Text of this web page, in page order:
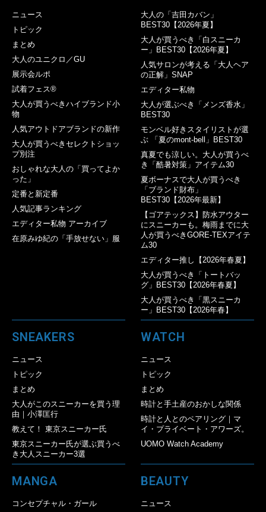
ニュース
トピック
まとめ
大人のユニクロ／GU
展示会ルポ
試着フェス®︎
大人が買うべきハイブランド小
物
人気アウトドアブランドの新作
大人が買うべきセレクトショッ
プ別注
おしゃれな大人の「買ってよか
った」
定番と新定番
人気記事ランキング
エディター私物 アーカイブ
在原みゆ紀の「手放せない」服
大人の「吉田カバン」
BEST30【2026年夏】
大人が買うべき「白スニーカ
ー」BEST30【2026年夏】
人気サロンが考える「大人ヘア
の正解」SNAP
エディター私物
大人が選ぶべき「メンズ香水」
BEST30
モンベル好きスタイリストが選
ぶ 「夏のmont-bell」BEST30
真夏でも涼しい。大人が買うべ
き「酷暑対策」アイテム30
夏ボーナスで大人が買うべき
「ブランド財布」
BEST30【2026年最新】
【ゴアテックス】防水アウター
にスニーカーも。梅雨までに大
人が買うべきGORE-TEXアイテ
ム30
エディター推し【2026年春夏】
大人が買うべき「トートバッ
グ」BEST30【2026年春夏】
大人が買うべき「黒スニーカ
ー」BEST30【2026年春】
SNEAKERS
ニュース
トピック
まとめ
大人がこのスニーカーを買う理
由｜小澤匡行
教えて！ 東京スニーカー氏
東京スニーカー氏が選ぶ買うべ
き大人スニーカー3選
WATCH
ニュース
トピック
まとめ
時計と手土産のおかしな関係
時計と人とのペアリング｜マ
イ・プライベート・アワーズ。
UOMO Watch Academy
MANGA
コンセプチャル・ガール
BEAUTY
ニュース